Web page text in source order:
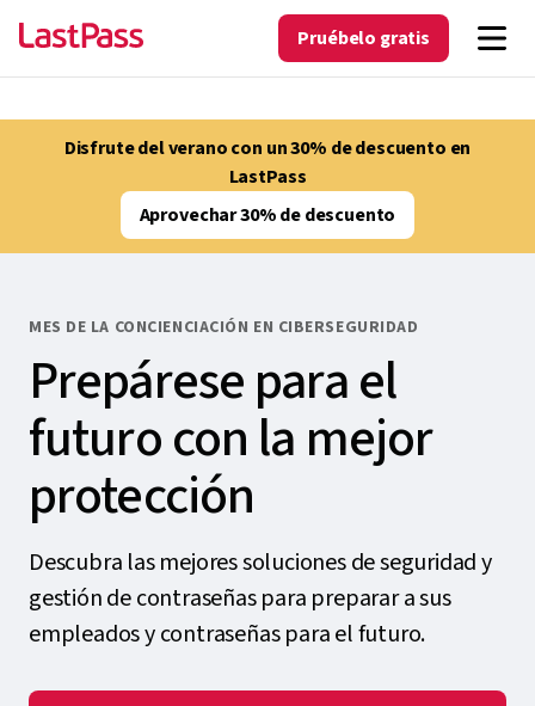
Pruébelo gratis
Disfrute del verano con un 30% de descuento en
LastPass
Aprovechar 30% de descuento
MES DE LA CONCIENCIACIÓN EN CIBERSEGURIDAD
Prepárese para el
futuro con la mejor
protección
Descubra las mejores soluciones de seguridad y
gestión de contraseñas para preparar a sus
empleados y contraseñas para el futuro.